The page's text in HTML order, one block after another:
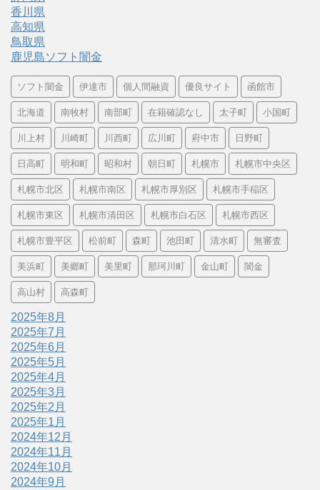
香川県
高知県
鳥取県
鹿児島ソフト闇金
ソフト闇金 伊達市 個人間融資 優良サイト 函館市
北海道 南牧村 南部町 在籍確認なし 太子町 小国町
川上村 川崎町 川西町 広川町 府中市 日野町
日高町 明和町 昭和村 朝日町 札幌市 札幌市中央区
札幌市北区 札幌市南区 札幌市厚別区 札幌市手稲区
札幌市東区 札幌市清田区 札幌市白石区 札幌市西区
札幌市豊平区 松前町 森町 池田町 清水町 無審査
美浜町 美郷町 美里町 那珂川町 金山町 闇金
高山村 高森町
2025年8月
2025年7月
2025年6月
2025年5月
2025年4月
2025年3月
2025年2月
2025年1月
2024年12月
2024年11月
2024年10月
2024年9月